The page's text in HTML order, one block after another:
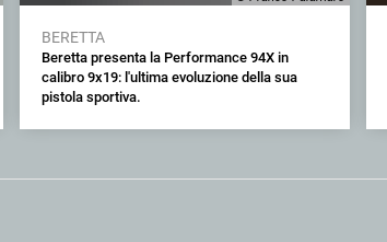
BERETTA
Beretta presenta la Performance 94X in
calibro 9x19: l'ultima evoluzione della sua
pistola sportiva.